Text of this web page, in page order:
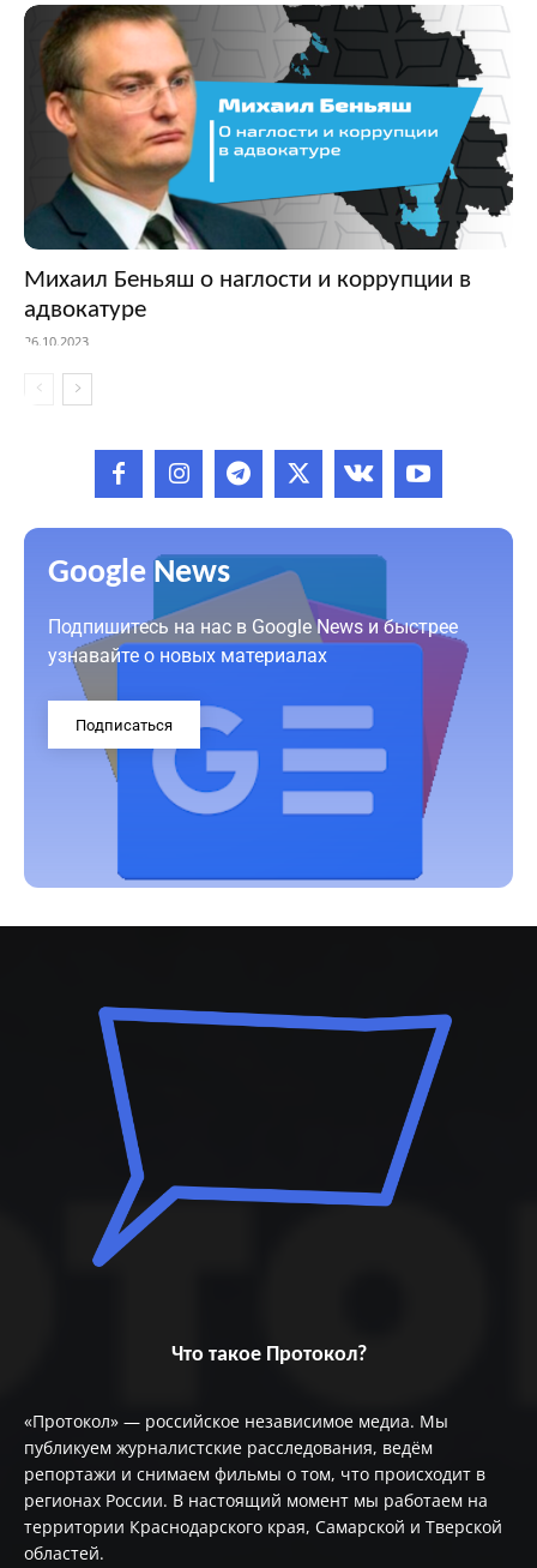
Михаил Беньяш о наглости и коррупции в
адвокатуре
26.10.2023
Google News
Подпишитесь на нас в Google News и быстрее
узнавайте о новых материалах
Подписаться
Что такое Протокол?
«Протокол» — российское независимое медиа. Мы
публикуем журналистские расследования, ведём
репортажи и снимаем фильмы о том, что происходит в
регионах России. В настоящий момент мы работаем на
территории Краснодарского края, Самарской и Тверской
областей.